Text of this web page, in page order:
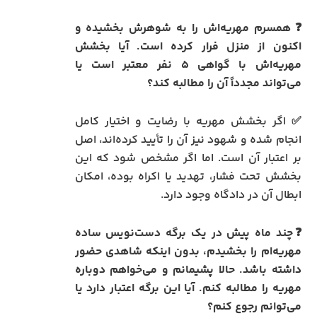
❓ همسرم مهریه‌اش را به شوهرش بخشیده و
اکنون از منزل فرار کرده است. آیا بخشش
مهریه‌اش با گواهی ۵ نفر معتبر است یا
می‌تواند مجدداً آن را مطالبه کند؟
✅ اگر بخشش مهریه با رضایت و اختیار کامل
انجام شده و شهود نیز آن را تأیید کرده‌اند، اصل
بر اعتبار آن است. اما اگر مشخص شود که این
بخشش تحت فشار، تهدید یا اکراه بوده، امکان
ابطال آن در دادگاه وجود دارد.
❓چند ماه پیش در یک برگه دست‌نویس ساده
مهریه‌ام را بخشیدم، بدون اینکه شاهدی حضور
داشته باشد. حالا پشیمانم و می‌خواهم دوباره
مهریه را مطالبه کنم. آیا این برگه اعتبار دارد یا
می‌توانم رجوع کنم؟